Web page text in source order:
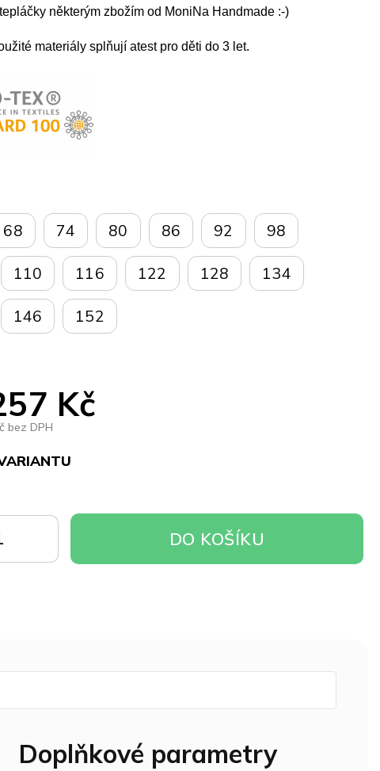
Kč
bez DPH
68 74 80 86 92 98
110 116 122 128 134
146 152
DO KOŠÍKU
některým zbožím od MoniNa Handmade :-)
materiály splňují atest pro děti do 3 let.
Doplňkové parametry